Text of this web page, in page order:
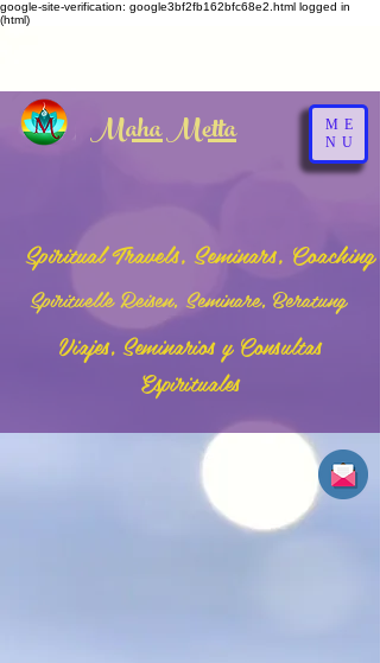
google-site-verification: google3bf2fb162bfc68e2.html logged in
(html)
Maha Metta
Spiritual Travels, Seminars, Coaching
Spirituelle Reisen, Seminare, Beratung
Viajes, Seminarios y Consultas
Espirituales
ME
NU